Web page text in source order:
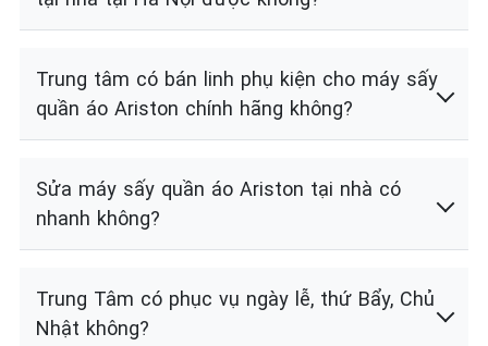
Trung tâm có bán linh phụ kiện cho máy sấy
quần áo Ariston chính hãng không?
Sửa máy sấy quần áo Ariston tại nhà có
nhanh không?
Trung Tâm có phục vụ ngày lễ, thứ Bẩy, Chủ
Nhật không?